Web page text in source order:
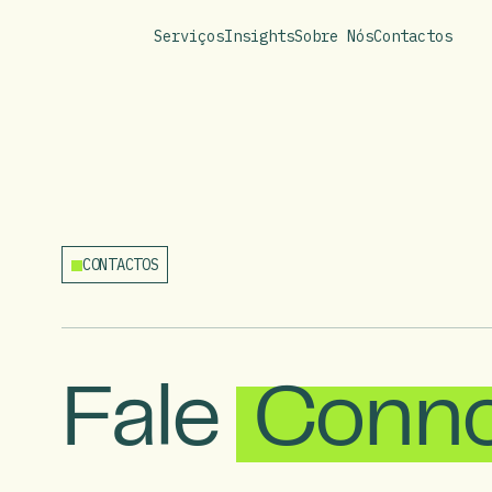
ServiçosInsightsSobre NósContactos
CONTACTOS
Fale